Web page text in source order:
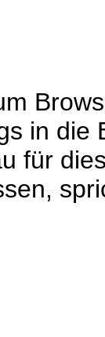
in die
für